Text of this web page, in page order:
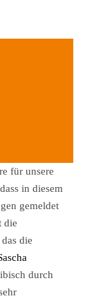
für unsere
in diesem
gemeldet
die
die
durch